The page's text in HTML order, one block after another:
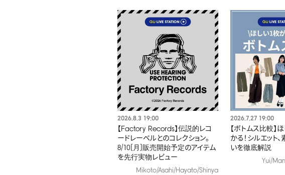
2026.8.3 19:00
【Factory Records】伝説的レコ
ードレーベルとのコレクション。
8/10(月)販売開始予定のアイテム
を先行実物レビュー
Mikoto/Asahi/Hayato/Shinya
2026.7.27 19:00
【ボトムス比較】
かる！シルエット
いを徹底解説
Yui/